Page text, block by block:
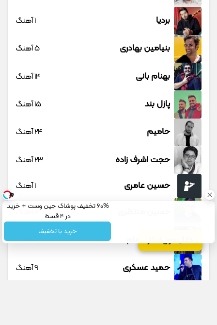
کانال موزیک تار
بردیا 1 آهنگ
بنیامین بهادری 5 آهنگ
بهنام بانی 14 آهنگ
پازل بند 15 آهنگ
حامیم 24 آهنگ
حجت اشرف زاده 23 آهنگ
حسین عامری 1 آهنگ
حمید حسام 1 آهنگ
حمید عسکری 9 آهنگ
60% تخفیف پوشاک جین وست + خرید
در 4 قسط
خرید با تخفیف